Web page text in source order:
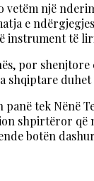
vetëm një
e
instrument të
por
panë tek
shpirtëror që
botën